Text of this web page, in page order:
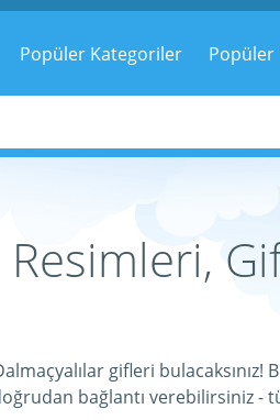
Popüler Kategoriler Popüler
gifleri bulacaksınız!
bağlantı verebilirsiniz -